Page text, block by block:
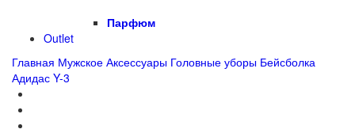
Парфюм
Outlet
Главная Мужское Аксессуары Головные уборы Бейсболка
Адидас Y-3